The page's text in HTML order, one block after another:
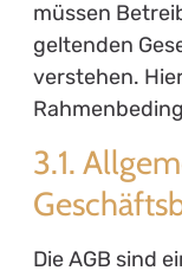
müssen
geltenden
verstehen.
3.1.
Die AGB sind